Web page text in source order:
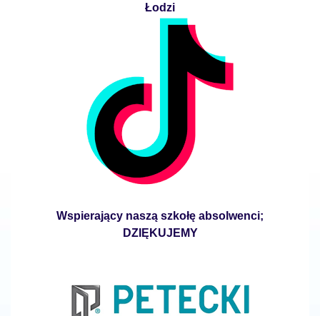
Łodzi
Wspierający naszą szkołę absolwenci;
DZIĘKUJEMY